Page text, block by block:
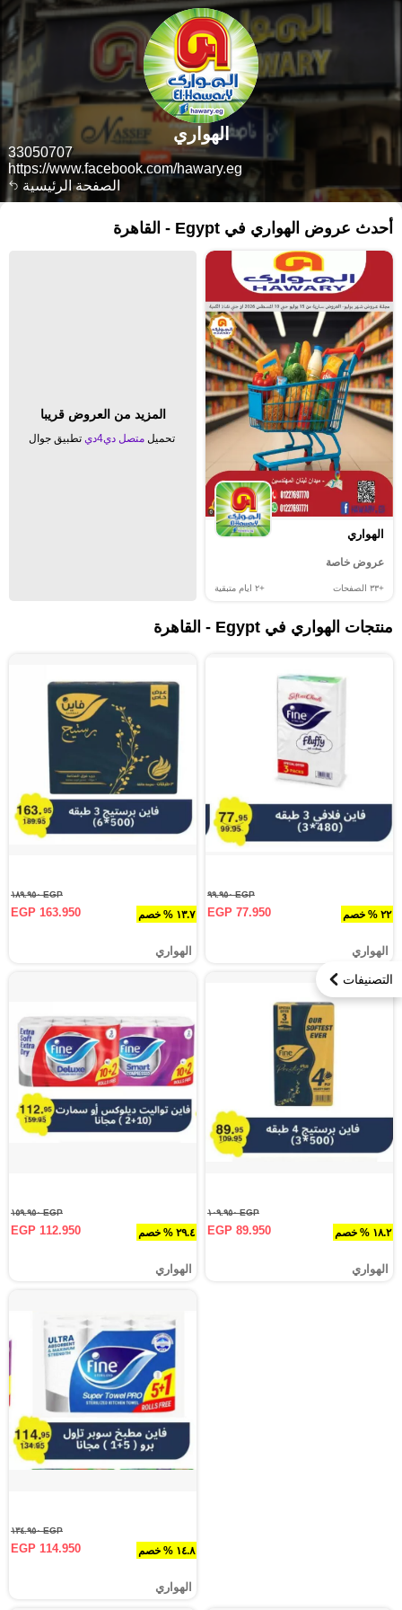
الصفحة الرئيسية
33050707
https://www.facebook.com/hawary.eg
الهواري
التصنيفات
أحدث عروض الهواري في Egypt - القاهرة
الهواري
عروض خاصة
+٣٣ الصفحات +٢ ايام متبقية
المزيد من العروض قريبا
تحميل متصل دي4دي تطبيق جوال
منتجات الهواري في Egypt - القاهرة
٢٢ % خصم
EGP ٩٩.٩٥٠
EGP 77.950
الهواري
١٣.٧ % خصم
EGP ١٨٩.٩٥٠
EGP 163.950
الهواري
١٨.٢ % خصم
EGP ١٠٩.٩٥٠
EGP 89.950
الهواري
٢٩.٤ % خصم
EGP ١٥٩.٩٥٠
EGP 112.950
الهواري
١٤.٨ % خصم
EGP ١٣٤.٩٥٠
EGP 114.950
الهواري